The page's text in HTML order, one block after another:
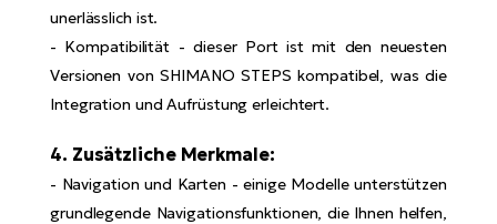
unerlässlich ist.
- Kompatibilität - dieser Port ist mit den neuesten
Versionen von SHIMANO STEPS kompatibel, was die
Integration und Aufrüstung erleichtert.
4. Zusätzliche Merkmale:
- Navigation und Karten - einige Modelle unterstützen
grundlegende Navigationsfunktionen, die Ihnen helfen,